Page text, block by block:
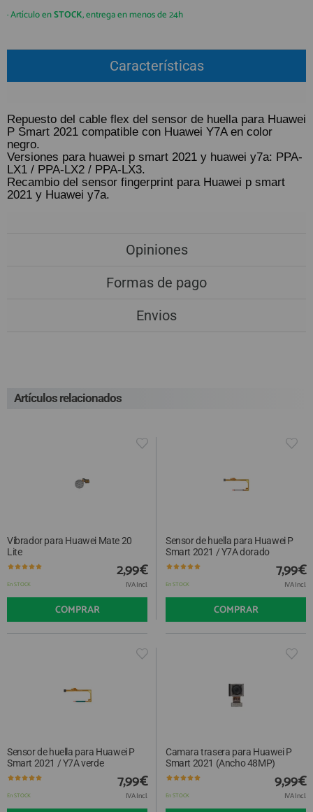
GUÍA DE COMPRA
(+34)912 477 744
Lunes a Viernes 09:30h a 20:00h
También atendemos Whatsapp
info@preciosadictos.com
REGISTRO PROFESIONAL
· Artículo enSTOCK, entrega en menos de 24h
Características
Repuesto del cable flex del sensor de huella para Huawei
P Smart 2021 compatible con Huawei Y7A en color
negro.
Versiones para huawei p smart 2021 y huawei y7a: PPA-
LX1 / PPA-LX2 / PPA-LX3.
Recambio del sensor fingerprint para Huawei p smart
2021 y Huawei y7a.
Opiniones
Formas de pago
Envios
Artículos relacionados
Vibrador para Huawei Mate 20
Lite
En STOCK
2,99€
IVA Incl.
COMPRAR
Sensor de huella para Huawei P
Smart 2021 / Y7A dorado
En STOCK
7,99€
IVA Incl.
COMPRAR
Sensor de huella para Huawei P
Smart 2021 / Y7A verde
En STOCK
7,99€
IVA Incl.
Camara trasera para Huawei P
Smart 2021 (Ancho 48MP)
En STOCK
9,99€
IVA Incl.